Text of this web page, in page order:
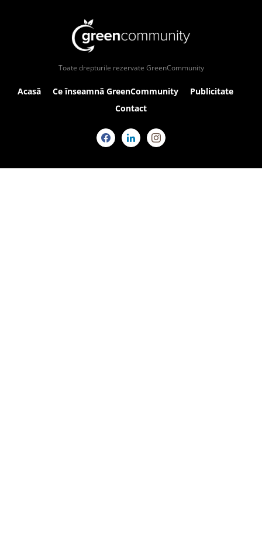
Toate drepturile rezervate GreenCommunity
Acasă Ce înseamnă GreenCommunity
Publicitate
Contact